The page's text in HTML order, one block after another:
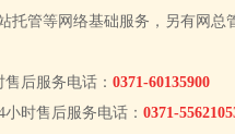
托管等网络基础服务，另有网
后服务电话： 0371-60135900
时售后服务电话： 0371-